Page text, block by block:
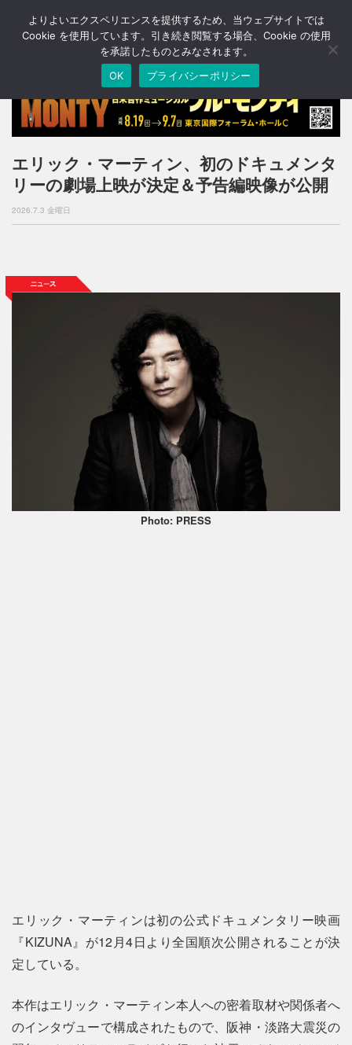
T
o
n
a
v
g
a
o
エリック・マーティン、初のドキュメンタ
リーの劇場上映が決定＆予告編映像が公開
2026.7.3 金曜日
Photo: PRESS
エリック・マーティンは初の公式ドキュメンタリー映画
『KIZUNA』が12月4日より全国順次公開されることが決
定している。
本作はエリック・マーティン本人への密着取材や関係者へ
のインタヴューで構成されたもので、阪神・淡路大震災の
よりよいエクスペリエンスを提供するため、当ウェブサイトでは
Cookie を使用しています。引き続き閲覧する場合、Cookie の使用
を承諾したものとみなされます。
OK
プライバシーポリシー